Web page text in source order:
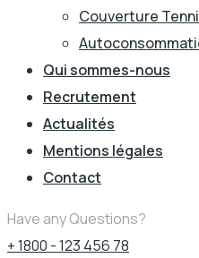
Couverture
Qui sommes-nous
Recrutement
Actualités
Mentions légales
Contact
Have any Questions?
+ 1800 - 123 456 78